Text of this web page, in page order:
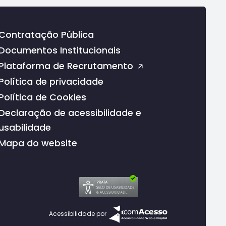
Pública
Institucionais
de Recrutamento
de privacidade
de Cookies
de acessibilidade e
do website
Acessibilidade por